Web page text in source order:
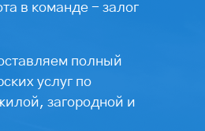
в команде - залог
полный
услуг по
загородной и